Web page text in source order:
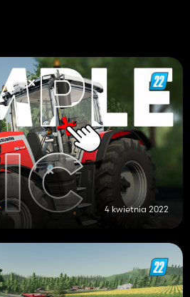
4 kwietnia 2022